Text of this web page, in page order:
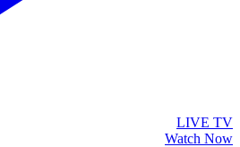
LIVE TV
Watch Now